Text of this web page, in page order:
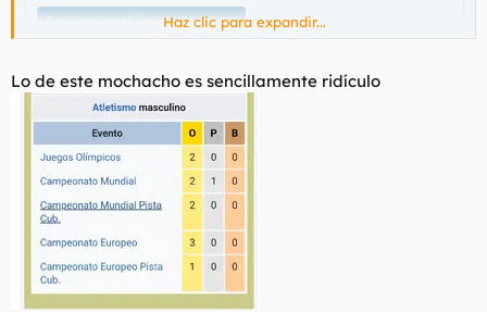
Aceptar cookies de terceros
@Tiboroski preséntese por secretaría.
Haz clic para expandir...
Lo de este mochacho es sencillamente ridículo